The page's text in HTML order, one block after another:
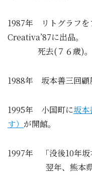
1987年 リトグラフ
Creativa’87に出品。
死去(７６歳)。
1988年 坂本善三回顧
1995年 小国町に坂本
す） が開館。
1997年 「没後10年坂
翌年、熊本県立